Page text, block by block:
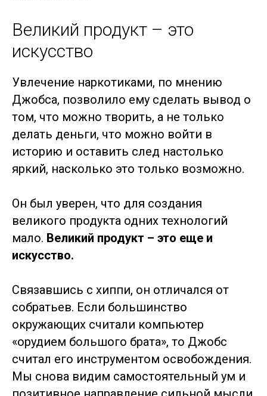
Великий продукт – это
искусство
Увлечение наркотиками, по мнению
Джобса, позволило ему сделать вывод о
том, что можно творить, а не только
делать деньги, что можно войти в
историю и оставить след настолько
яркий, насколько это только возможно.
Он был уверен, что для создания
великого продукта одних технологий
мало. Великий продукт – это еще и
искусство.
Связавшись с хиппи, он отличался от
собратьев. Если большинство
окружающих считали компьютер
«орудием большого брата», то Джобс
считал его инструментом освобождения.
Мы снова видим самостоятельный ум и